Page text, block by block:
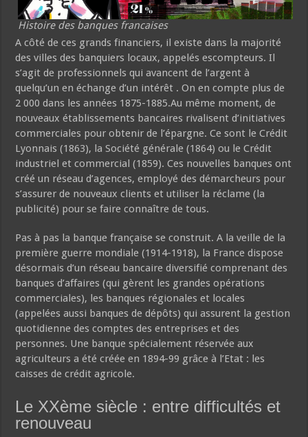
Histoire des banques francaises
A côté de ces grands financiers, il existe dans la majorité
des villes des banquiers locaux, appelés escompteurs. Il
s’agit de professionnels qui avancent de l’argent à
quelqu’un en échange d’un intérêt . On en compte plus de
2 000 dans les années 1875-1885.Au même moment, de
nouveaux établissements bancaires rivalisent d’initiatives
commerciales pour obtenir de l’épargne. Ce sont le Crédit
Lyonnais (1863), la Société générale (1864) ou le Crédit
industriel et commercial (1859). Ces nouvelles banques ont
créé un réseau d’agences, employé des démarcheurs pour
s’assurer de nouveaux clients et utiliser la réclame (la
publicité) pour se faire connaître de tous.
Pas à pas la banque française se construit. A la veille de la
première guerre mondiale (1914-1918), la France dispose
désormais d’un réseau bancaire diversifié comprenant des
banques d’affaires (qui gèrent les grandes opérations
commerciales), les banques régionales et locales
(appelées aussi banques de dépôts) qui assurent la gestion
quotidienne des comptes des entreprises et des
personnes. Une banque spécialement réservée aux
agriculteurs a été créée en 1894-99 grâce à l’Etat : les
caisses de crédit agricole.
Le XXème siècle : entre difficultés et
renouveau